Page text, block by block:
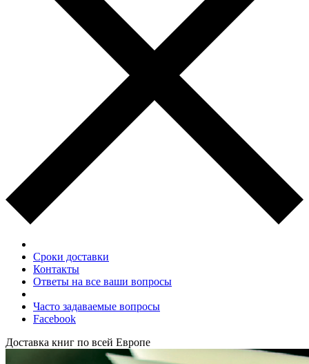
Сроки доставки
Контакты
Ответы на все ваши вопросы
Часто задаваемые вопросы
Facebook
Доставка книг по всей Европе